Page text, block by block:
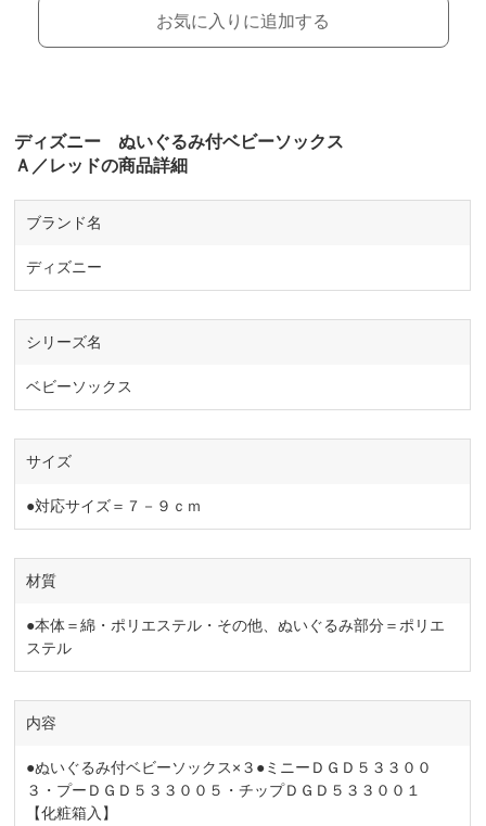
お気に入りに追加する
ディズニー ぬいぐるみ付ベビーソックス
Ａ／レッドの商品詳細
ブランド名
ディズニー
シリーズ名
ベビーソックス
サイズ
●対応サイズ＝７－９ｃｍ
材質
●本体＝綿・ポリエステル・その他、ぬいぐるみ部分＝ポリエ
ステル
内容
●ぬいぐるみ付ベビーソックス×３●ミニーＤＧＤ５３３００
３・プーＤＧＤ５３３００５・チップＤＧＤ５３３００１
【化粧箱入】